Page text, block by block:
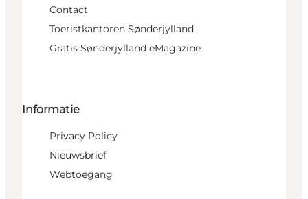
Contact
Toeristkantoren Sønderjylland
Gratis Sønderjylland eMagazine
Informatie
Privacy Policy
Nieuwsbrief
Webtoegang